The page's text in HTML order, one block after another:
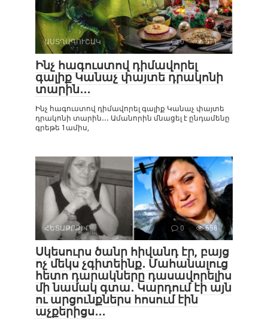
ԱՍՏՂԱԳՈՒՇԱԿ 0 571
Ինչ հագուստով դիմավորել
գալիք Կանաչ փայտե դրակոնի
տարին․․․
Ինչ հագուստով դիմավորել գալիք Կանաչ փայտե
դրակոնի տարին․․․ Ամանորին մնացել է ընդամենը
գրեթե 1ամիս,
ՀԵՏԱՔՐՔԻՐ 0 658
Սկեսուրս ծանր հիվանդ էր, բայց
ոչ մեկս չգիտեինք․ Մահանալուց
հետո դարակները դասավորելիս
մի նամակ գտա․ Կարդում էի այն
ու արցունքներս հոսում էին
աչքերիցս․․․